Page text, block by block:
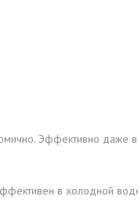
Эффективно даже
в холодной